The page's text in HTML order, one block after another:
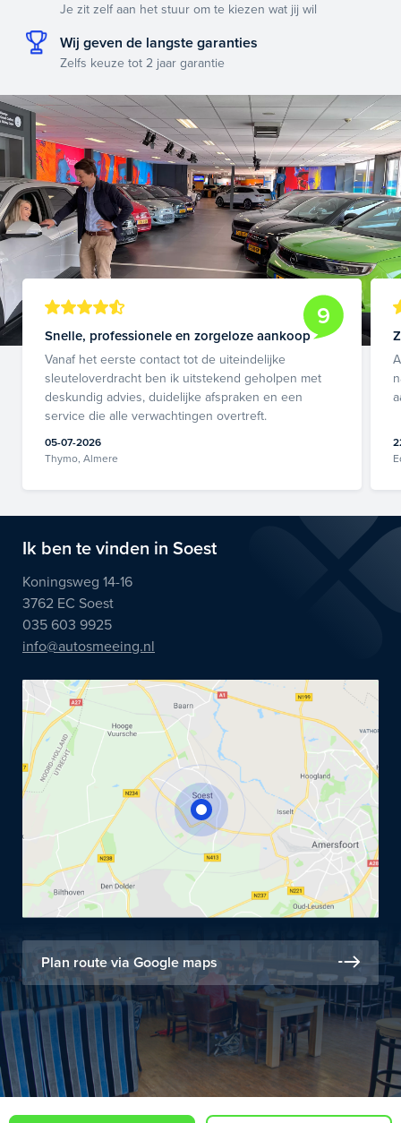
Je zit zelf aan het stuur om te kiezen wat jij wil
Wij geven de langste garanties
Zelfs keuze tot 2 jaar garantie
9
Snelle, professionele en zorgeloze aankoop
Vanaf het eerste contact tot de uiteindelijke
sleuteloverdracht ben ik uitstekend geholpen met
deskundig advies, duidelijke afspraken en een
service die alle verwachtingen overtreft.
05-07-2026
Thymo, Almere
Ik ben te vinden in Soest
Koningsweg 14-16
3762 EC Soest
035 603 9925
info@autosmeeing.nl
Plan route via Google maps